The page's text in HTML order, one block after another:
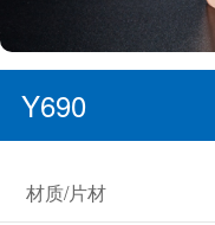
Y690
材质/片材